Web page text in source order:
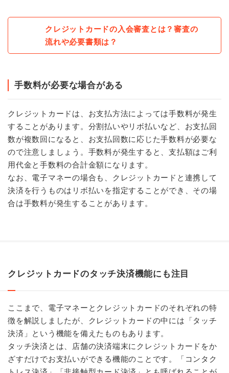
クレジットカードの入会審査とは？審査の
流れや必要書類は？
手数料が必要な場合がある
クレジットカードは、お支払方法によっては手数料が発生
することがあります。分割払いやリボ払いなど、お支払回
数が複数回になると、お支払回数に応じた手数料が必要な
ので注意しましょう。手数料が発生すると、支払額はご利
用代金と手数料の合計金額になります。
なお、電子マネーの場合も、クレジットカードと連携して
決済を行うものはリボ払いを指定することができ、その場
合は手数料が発生することがあります。
クレジットカードのタッチ決済機能にも注目
ここまで、電子マネーとクレジットカードのそれぞれの特
徴を解説しましたが、クレジットカードの中には「タッチ
決済」という機能を備えたものもあります。
タッチ決済とは、店舗の決済端末にクレジットカードをか
ざすだけでお支払いができる機能のことです。「コンタク